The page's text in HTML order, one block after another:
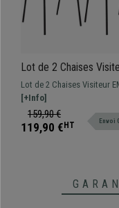
Lot de 2 Chaises
EMMA, Confortable,
Polyvalente et
Noir
Lot de 2 Chaises Visiteur
un modèle au design
parfaite si vous recherchez
chaise pour votre
[+Info]
159,90 €
119,90 € HT Envoi